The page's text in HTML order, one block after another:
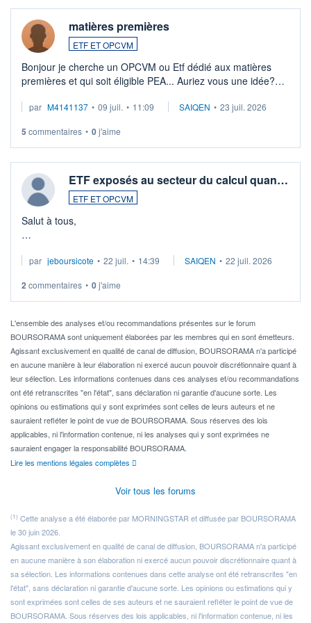
matières premières
ETF ET OPCVM
Bonjour je cherche un OPCVM ou Etf dédié aux matières
premières et qui soit éligible PEA... Auriez vous une idée?
par M4141137 • 09 juil. • 11:09 SAIQEN • 23 juil. 2026
5 commentaires • 0j'aime
ETF exposés au secteur du calcul quan…
ETF ET OPCVM
Salut à tous,
via un ETF plutôt que des actions individuelles.
Idéalement, je voudrais qu'il soit éligible au PEA.
Pour l' ...
par jeboursicote • 22 juil. • 14:39 SAIQEN • 22 juil. 2026
2 commentaires • 0j'aime
L'ensemble des analyses et/ou recommandations présentes sur le forum
BOURSORAMA sont uniquement élaborées par les membres qui en sont émetteurs.
Agissant exclusivement en qualité de canal de diffusion, BOURSORAMA n'a participé
en aucune manière à leur élaboration ni exercé aucun pouvoir discrétionnaire quant à
leur sélection. Les informations contenues dans ces analyses et/ou recommandations
ont été retranscrites "en l'état", sans déclaration ni garantie d'aucune sorte. Les
opinions ou estimations qui y sont exprimées sont celles de leurs auteurs et ne
sauraient refléter le point de vue de BOURSORAMA. Sous réserves des lois
applicables, ni l'information contenue, ni les analyses qui y sont exprimées ne
sauraient engager la responsabilité BOURSORAMA.
Lire les mentions légales complètes
Voir tous les forums
(1) Cette analyse a été élaborée par MORNINGSTAR et diffusée par BOURSORAMA
le 30 juin 2026.
Agissant exclusivement en qualité de canal de diffusion, BOURSORAMA n'a participé
en aucune manière à son élaboration ni exercé aucun pouvoir discrétionnaire quant à
sa sélection. Les informations contenues dans cette analyse ont été retranscrites "en
l'état", sans déclaration ni garantie d'aucune sorte. Les opinions ou estimations qui y
sont exprimées sont celles de ses auteurs et ne sauraient refléter le point de vue de
BOURSORAMA. Sous réserves des lois applicables, ni l'information contenue, ni les